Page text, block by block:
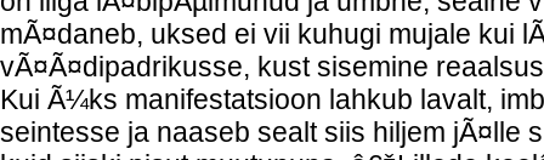
mÃ¤daneb, uksed ei vii kuhugi mujale kui
vÃ¤Ã¤dipadrikusse, kust sisemine
Kui Ã¼ks manifestatsioon lahkub lavalt,
seintesse ja naaseb sealt siis hiljem jÃ¤lle